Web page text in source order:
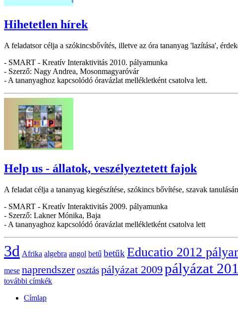
Hihetetlen hírek
A feladatsor célja a szókincsbővítés, illetve az óra tananyag 'lazítása',
- SMART - Kreatív Interaktivitás 2010. pályamunka
- Szerző: Nagy Andrea, Mosonmagyaróvár
- A tananyaghoz kapcsolódó óravázlat mellékletként csatolva lett.
Help us - állatok, veszélyeztetett fajok
A feladat célja a tananyag kiegészítése, szókincs bővítése, szavak
- SMART - Kreatív Interaktivitás 2009. pályamunka
- Szerző: Lakner Mónika, Baja
- A tananyaghoz kapcsolódó óravázlat mellékletként csatolva lett
3d Afrika algebra angol betű betűk Educatio 2012
mese naprendszerosztáspályázat 2009 pályázat
további címkék
Címlap